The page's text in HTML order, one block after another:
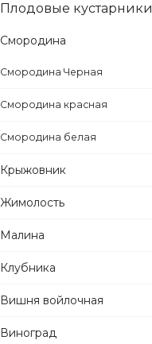
Плодовые кустарники
Смородина
Смородина Черная
Смородина красная
Смородина белая
Крыжовник
Жимолость
Малина
Клубника
Вишня войлочная
Виноград